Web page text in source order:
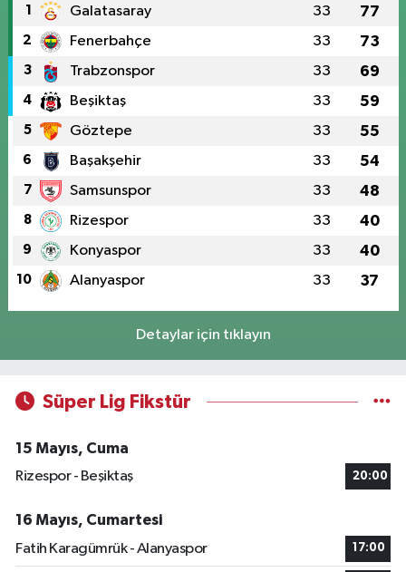
1 Galatasaray 33 77
2 Fenerbahçe 33 73
3 Trabzonspor 33 69
4 Beşiktaş 33 59
5 Göztepe 33 55
6 Başakşehir 33 54
7 Samsunspor 33 48
8 Rizespor 33 40
9 Konyaspor 33 40
10 Alanyaspor 33 37
Detaylar için tıklayın
Süper Lig Fikstür
15 Mayıs, Cuma
Rizespor - Beşiktaş
20:00
16 Mayıs, Cumartesi
Fatih Karagümrük - Alanyaspor
17:00